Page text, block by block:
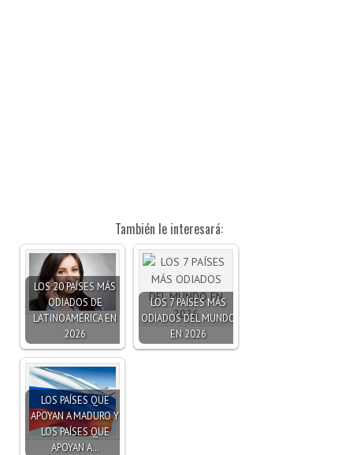
También le interesará:
LOS 20 PAÍSES MÁS
ODIADOS DE
LATINOAMÉRICA EN
2026
LOS 7 PAÍSES MÁS
ODIADOS DEL MUNDO
EN 2026
LOS PAÍSES QUE
APOYAN A MADURO Y
LOS PAÍSES QUE
APOYAN A…